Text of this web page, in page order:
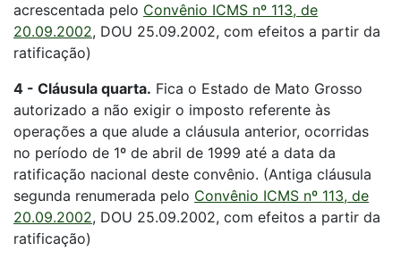
acrescentada pelo Convênio ICMS nº 113, de
20.09.2002, DOU 25.09.2002, com efeitos a partir da
ratificação)
4 - Cláusula quarta. Fica o Estado de Mato Grosso
autorizado a não exigir o imposto referente às
operações a que alude a cláusula anterior, ocorridas
no período de 1º de abril de 1999 até a data da
ratificação nacional deste convênio. (Antiga cláusula
segunda renumerada pelo Convênio ICMS nº 113, de
20.09.2002, DOU 25.09.2002, com efeitos a partir da
ratificação)